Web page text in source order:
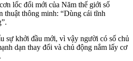
lốc đổi mới của Năm thế giới số
thuật thông minh: “Dùng cái tĩnh
sự khởi đầu mới, vì vậy người có số chủ
dạn thay đổi và chủ động nắm lấy cơ